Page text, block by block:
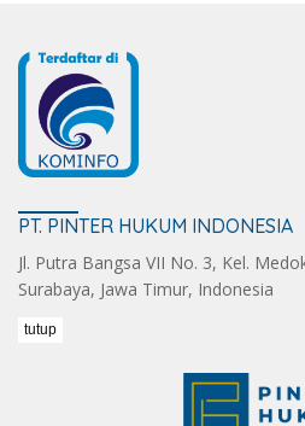
PT. PINTER HUKUM INDONESIA
Jl. Putra Bangsa VII No. 3, Kel.
Surabaya, Jawa Timur, Indonesia
tutup